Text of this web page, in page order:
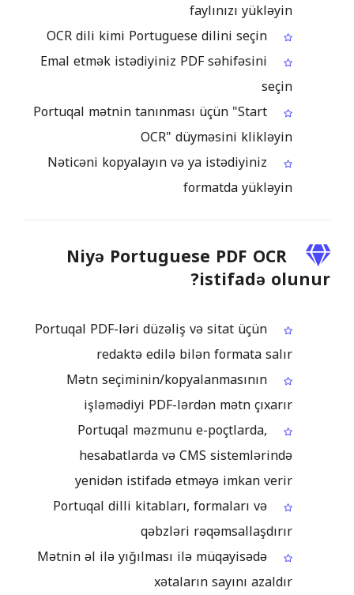
faylınızı yükləyin
Emal etmək istədiyiniz PDF səhifəsini
seçin
Portuqal mətnin tanınması üçün "Start
OCR" düyməsini klikləyin
Nəticəni kopyalayın və ya istədiyiniz
formatda yükləyin
Niyə Portuguese PDF OCR
istifadə olunur?
Portuqal PDF-ləri düzəliş və sitat üçün
redaktə edilə bilən formata salır
Mətn seçiminin/kopyalanmasının
işləmədiyi PDF-lərdən mətn çıxarır
Portuqal məzmunu e-poçtlarda,
hesabatlarda və CMS sistemlərində
yenidən istifadə etməyə imkan verir
Portuqal dilli kitabları, formaları və
qəbzləri rəqəmsallaşdırır
Mətnin əl ilə yığılması ilə müqayisədə
xətaların sayını azaldır